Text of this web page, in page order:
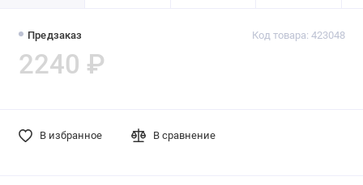
Предзаказ Код товара: 423048
2240 ₽
В избранное В сравнение